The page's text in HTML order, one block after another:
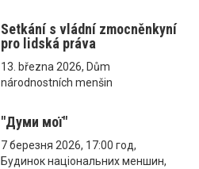
Setkání s vládní zmocněnkyní
pro lidská práva
13. března 2026, Dům
národnostních menšin
"Думи мої"
7 березня 2026, 17:00 год,
Будинок національних меншин,